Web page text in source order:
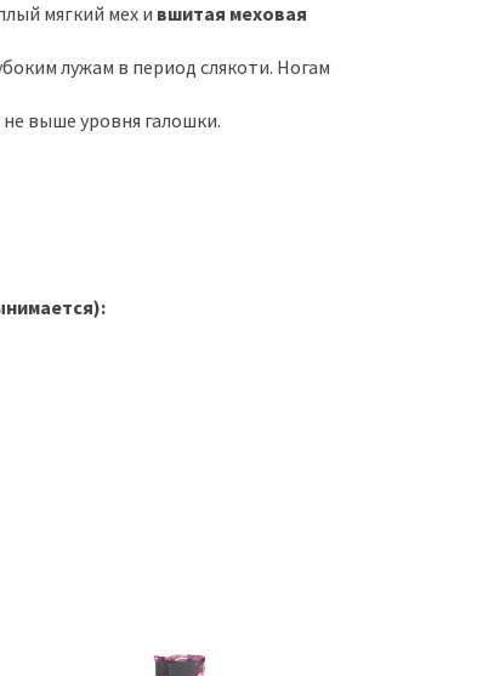
мягкий мех и вшитая меховая
лужам в период слякоти. Ногам
выше уровня галошки.